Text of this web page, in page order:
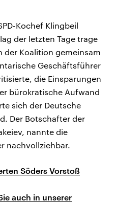
Kochef Klingbeil
der letzten Tage trage
der Koalition gemeinsam
Geschäftsführer
die Einsparungen
bürokratische Aufwand
sich der Deutsche
Der Botschafter der
nannte die
nachvollziehbar.
Söders Vorstoß
auch in unserer